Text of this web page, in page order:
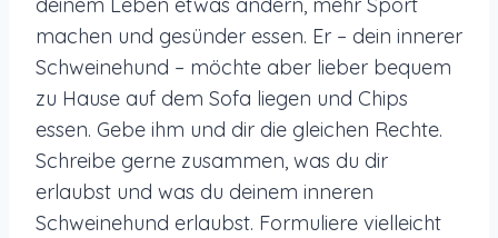
machen und gesünder essen. Er – dein innerer
Schweinehund – möchte aber lieber bequem
zu Hause auf dem Sofa liegen und Chips
essen. Gebe ihm und dir die gleichen Rechte.
Schreibe gerne zusammen, was du dir
erlaubst und was du deinem inneren
Schweinehund erlaubst. Formuliere vielleicht